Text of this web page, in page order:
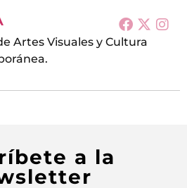
Artes Visuales y Cultura
a la